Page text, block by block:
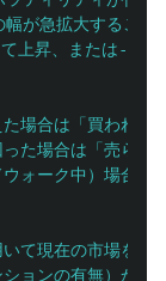
が急拡大すること
上昇、または-2σ
場合は「買われす
場合は「売られ
ォーク中）場合は
て現在の市場を評